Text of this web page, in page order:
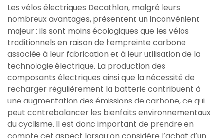
Les vélos électriques Decathlon, malgré leurs
nombreux avantages, présentent un inconvénient
majeur : ils sont moins écologiques que les vélos
traditionnels en raison de l’empreinte carbone
associée à leur fabrication et à leur utilisation de la
technologie électrique. La production des
composants électriques ainsi que la nécessité de
recharger régulièrement la batterie contribuent à
une augmentation des émissions de carbone, ce qui
peut contrebalancer les bienfaits environnementaux
du cyclisme. Il est donc important de prendre en